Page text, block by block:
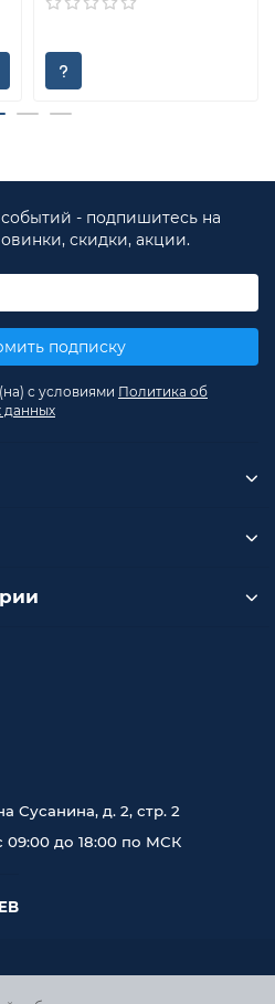
- подпишитесь на
скидки, акции.
подписку
с условиями Политика об
данных
Сусанина, д. 2, стр. 2
до 18:00 по МСК